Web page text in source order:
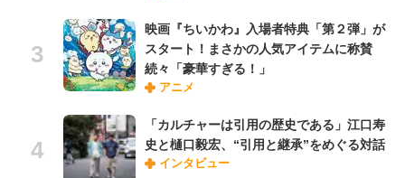
映画『ちいかわ』入場者特典「第２弾」が
スタート！まさかの人気アイテムに称賛
続々「豪華すぎる！」
アニメ
「カルチャーは引用の歴史である」江口寿
史と樋口毅宏、“引用と継承”をめぐる対話
インタビュー